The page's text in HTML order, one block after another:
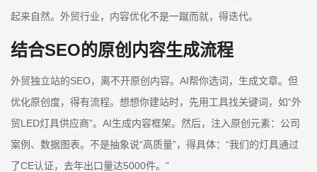
起来自然。外贸行业，内容优化不是一蹴而就，得迭代。
结合SEO的原创内容生成流程
外贸独立站的SEO，离不开原创内容。AI帮你选词，生成文章。但
优化原创度，得有流程。想想你建站时，先用工具找关键词，如“外
贸LED灯具供应商”。AI生成内容框架。然后，注入原创元素：公司
案例、数据图表。不是抽象说“高质量”，得具体：“我们的灯具通过
了CE认证，去年出口量达5000件。”